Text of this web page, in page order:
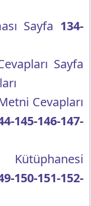
Sayfa 134-
Sayfa
Cevapları
145-146-147-
Kütüphanesi
150-151-152-